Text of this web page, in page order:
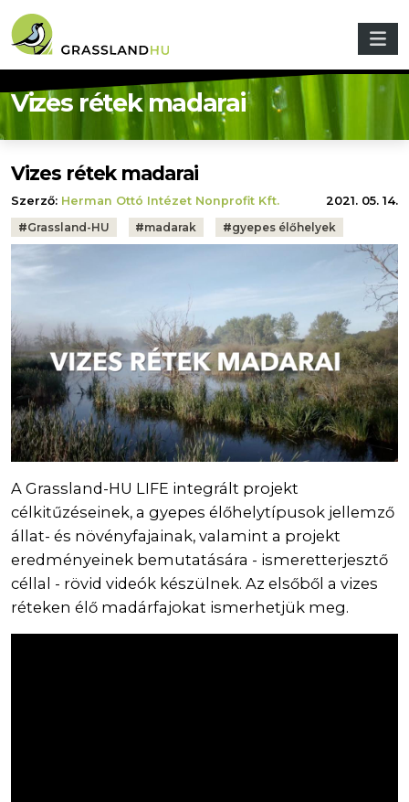
Vizes rétek madarai
Vizes rétek madarai
Szerző: Herman Ottó Intézet Nonprofit Kft.
2021. 05. 14.
Tags:
#Grassland-HU #madarak #gyepes élőhelyek
A Grassland-HU LIFE integrált projekt
célkitűzéseinek, a gyepes élőhelytípusok jellemző
állat- és növényfajainak, valamint a projekt
eredményeinek bemutatására - ismeretterjesztő
céllal - rövid videók készülnek. Az elsőből a vizes
réteken élő madárfajokat ismerhetjük meg.